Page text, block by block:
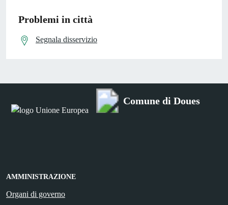
Problemi in città
Segnala disservizio
Comune di Doues
AMMINISTRAZIONE
Organi di governo